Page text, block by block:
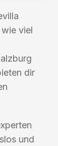
viel
dir
und